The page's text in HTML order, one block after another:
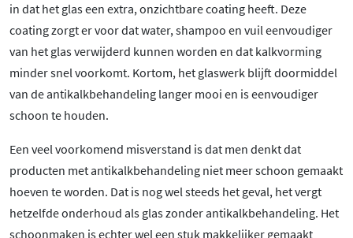
in dat het glas een extra, onzichtbare coating heeft. Deze
coating zorgt er voor dat water, shampoo en vuil eenvoudiger
van het glas verwijderd kunnen worden en dat kalkvorming
minder snel voorkomt. Kortom, het glaswerk blijft doormiddel
van de antikalkbehandeling langer mooi en is eenvoudiger
schoon te houden.
Een veel voorkomend misverstand is dat men denkt dat
producten met antikalkbehandeling niet meer schoon gemaakt
hoeven te worden. Dat is nog wel steeds het geval, het vergt
hetzelfde onderhoud als glas zonder antikalkbehandeling. Het
schoonmaken is echter wel een stuk makkelijker gemaakt